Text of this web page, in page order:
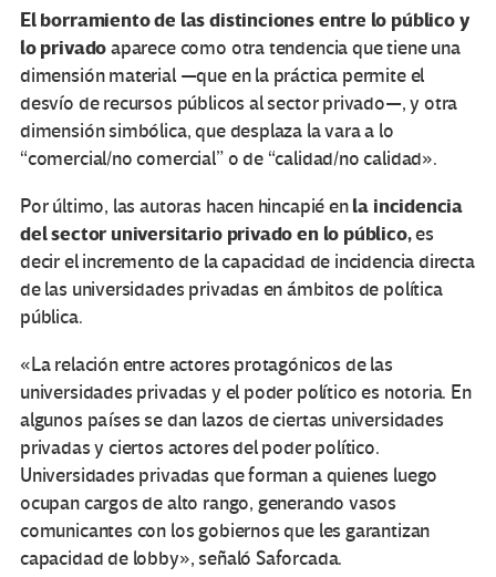
Elborramiento de las distinciones entre lo público y
lo privadoaparece como otra tendencia que tiene una
dimensión material —que en la práctica permite el
desvío de recursos públicos al sector privado—, y otra
dimensión simbólica, que desplaza la vara a lo
“comercial/no comercial” o de “calidad/no calidad».
Por último, las autoras hacen hincapié enla incidencia
del sector universitario privado en lo público,es
decir el incremento de la capacidad de incidencia directa
de las universidades privadas en ámbitos de política
pública.
«La relación entre actores protagónicos de las
universidades privadas y el poder político es notoria. En
algunos países se dan lazos de ciertas universidades
privadas y ciertos actores del poder político.
Universidades privadas que forman a quienes luego
ocupan cargos de alto rango, generando vasos
comunicantes con los gobiernos que les garantizan
capacidad de lobby», señaló Saforcada.